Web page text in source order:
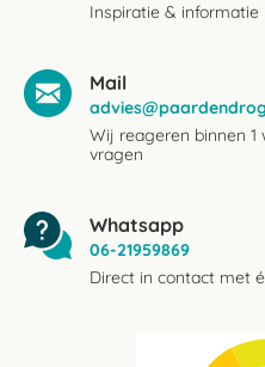
Inspiratie & informatie
Mail
Wij reageren binnen
vragen
Whatsapp
06-21959869
Direct in contact met